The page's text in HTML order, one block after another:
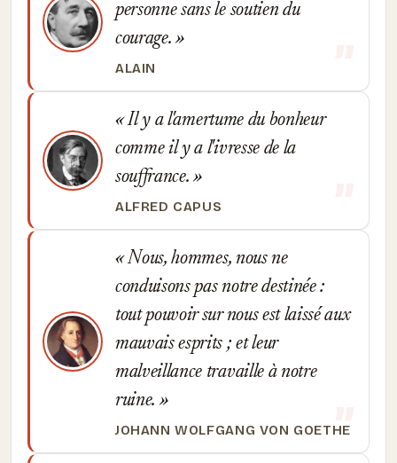
personne sans le soutien du
courage.
ALAIN
Il y a l'amertume du bonheur
comme il y a l'ivresse de la
souffrance.
ALFRED CAPUS
Nous, hommes, nous ne
conduisons pas notre destinée :
tout pouvoir sur nous est laissé aux
mauvais esprits ; et leur
malveillance travaille à notre
ruine.
JOHANN WOLFGANG VON GOETHE